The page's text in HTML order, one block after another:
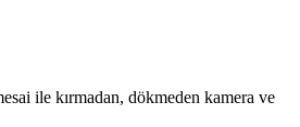
ile kırmadan, dökmeden kamera ve